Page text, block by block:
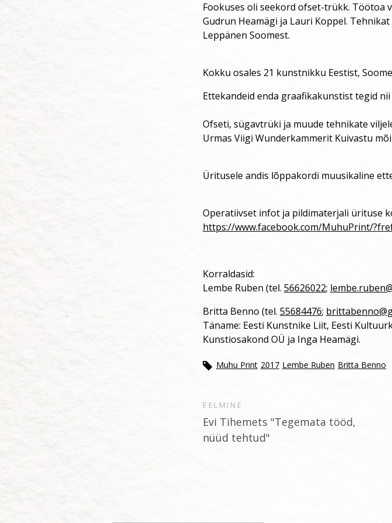
Fookuses oli seekord ofset-trükk. Töötoa
Gudrun Heamägi ja Lauri Koppel.
Leppänen Soomest.
Kokku osales 21 kunstnikku Eestist,
Ettekandeid enda graafikakunstist tegid
Ofseti, sügavtrüki ja muude tehnikate
Urmas Viigi Wunderkammerit Kuivastu
Üritusele andis lõppakordi muusikaline
Operatiivset infot ja pildimaterjali ürituse
https://www.facebook.com/MuhuPrint/
Korraldasid:
Lembe Ruben (tel. 56626022;
Britta Benno (tel. 55684476;
Täname: Eesti Kunstnike Liit, Eesti
Kunstiosakond OÜ ja Inga Heamägi.
Muhu Print 2017 Lembe Ruben Britta Benno
EELMINE
Evi Tihemets "Tegemata tööd,
nüüd tehtud"